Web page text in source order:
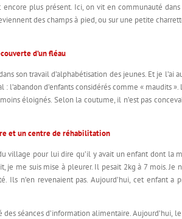
plus présent. Ici, on vit en communauté
des champs à pied, ou sur une petite
d’un fléau
son travail d’alphabétisation des jeunes. Et je
d’enfants considérés comme « maudits
éloignés. Selon la coutume, il n’est pas
et un centre de réhabilitation
village pour lui dire qu’il y avait un enfant dont
me suis mise à pleurer. Il pesait 2kg à 7 mois.
n’en revenaient pas. Aujourd’hui, cet enfant a
séances d’information alimentaire.